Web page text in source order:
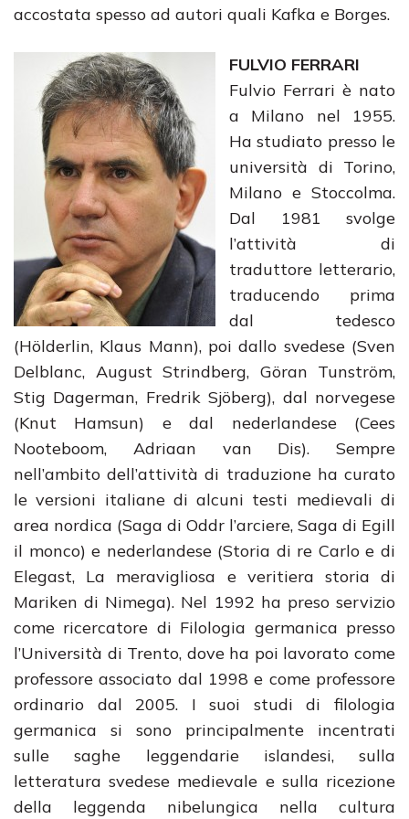
accostata spesso ad autori quali Kafka e Borges.
FULVIO FERRARI
Fulvio Ferrari è nato
a Milano nel 1955.
Ha studiato presso le
università di Torino,
Milano e Stoccolma.
Dal 1981 svolge
l’attività di
traduttore letterario,
traducendo prima
dal tedesco
(Hölderlin, Klaus Mann), poi dallo svedese (Sven
Delblanc, August Strindberg, Göran Tunström,
Stig Dagerman, Fredrik Sjöberg), dal norvegese
(Knut Hamsun) e dal nederlandese (Cees
Nooteboom, Adriaan van Dis). Sempre
nell’ambito dell’attività di traduzione ha curato
le versioni italiane di alcuni testi medievali di
area nordica (Saga di Oddr l’arciere, Saga di Egill
il monco) e nederlandese (Storia di re Carlo e di
Elegast, La meravigliosa e veritiera storia di
Mariken di Nimega). Nel 1992 ha preso servizio
come ricercatore di Filologia germanica presso
l’Università di Trento, dove ha poi lavorato come
professore associato dal 1998 e come professore
ordinario dal 2005. I suoi studi di filologia
germanica si sono principalmente incentrati
sulle saghe leggendarie islandesi, sulla
letteratura svedese medievale e sulla ricezione
della leggenda nibelungica nella cultura